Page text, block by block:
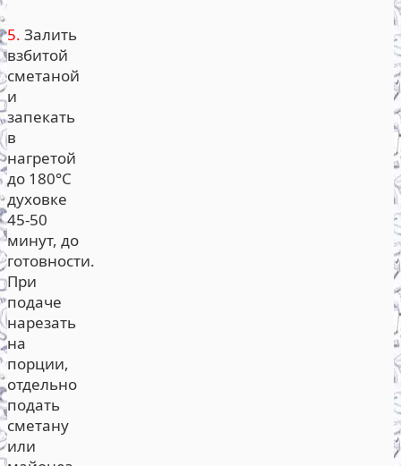
5. Залить
взбитой
сметаной
и
запекать
в
нагретой
до 180°С
духовке
45-50
минут, до
готовности.
При
подаче
нарезать
на
порции,
отдельно
подать
сметану
или